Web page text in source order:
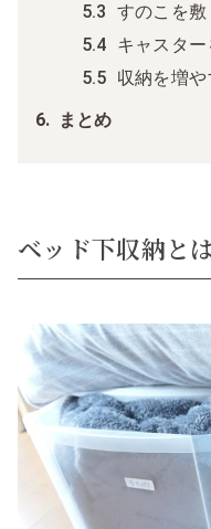
すのこを敷
キャスタ
収納を増
まとめ
ベッド下収納と